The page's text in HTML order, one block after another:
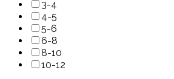
3-4
4-5
5-6
6-8
8-10
10-12